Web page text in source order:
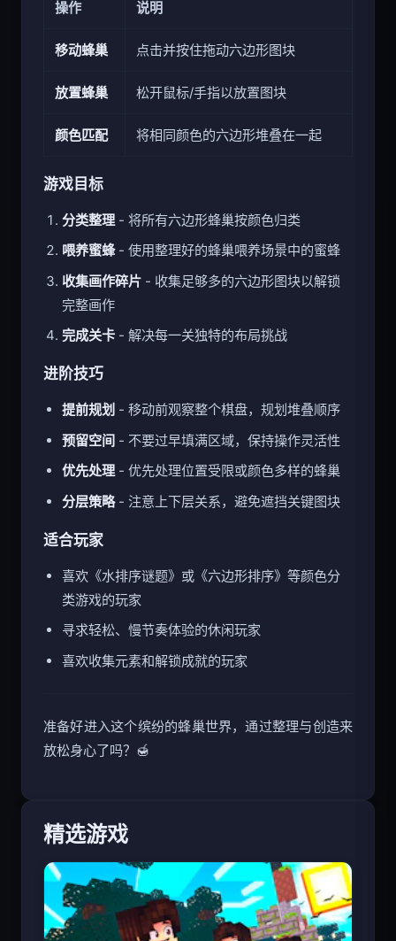
操作 说明
移动蜂巢 点击并按住拖动六边形图块
放置蜂巢 松开鼠标/手指以放置图块
颜色匹配 将相同颜色的六边形堆叠在一起
游戏目标
分类整理 - 将所有六边形蜂巢按颜色归类
喂养蜜蜂- 使用整理好的蜂巢喂养场景中的蜜蜂
收集画作碎片 - 收集足够多的六边形图块以解锁
完整画作
完成关卡 - 解决每一关独特的布局挑战
进阶技巧
提前规划 - 移动前观察整个棋盘，规划堆叠顺序
预留空间 - 不要过早填满区域，保持操作灵活性
优先处理- 优先处理位置受限或颜色多样的蜂巢
分层策略- 注意上下层关系，避免遮挡关键图块
适合玩家
喜欢《水排序谜题》或《六边形排序》等颜色分
类游戏的玩家
寻求轻松、慢节奏体验的休闲玩家
喜欢收集元素和解锁成就的玩家
准备好进入这个缤纷的蜂巢世界，通过整理与创造来
放松身心了吗？🍯
精选游戏